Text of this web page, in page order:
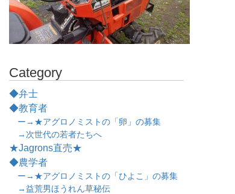
Category
◆弁士
◆教育者
ー→★アグロノミストの「卵」の募集
→次世代の若者たちへ
★Jagrons直売★
◆農学者
ー→★アグロノミストの「ひよこ」の募集
→益荒男ほうれん草秘伝